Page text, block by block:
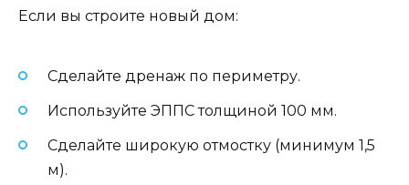
Если вы строите новый дом:
Сделайте дренаж по периметру.
Используйте ЭППС толщиной 100 мм.
Сделайте широкую отмостку (минимум 1,5
м).